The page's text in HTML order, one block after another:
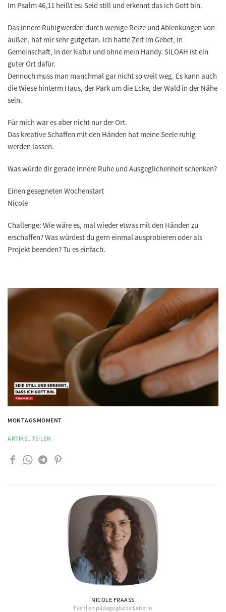
Im Psalm 46,11 heißt es: Seid still und erkennt das ich Gott bin.
Das innere Ruhigwerden durch wenige Reize und Ablenkungen von
außen, hat mir sehr gutgetan. Ich hatte Zeit im Gebet, in
Gemeinschaft, in der Natur und ohne mein Handy. SILOAH ist ein
guter Ort dafür.
Dennoch muss man manchmal gar nicht so weit weg. Es kann auch
die Wiese hinterm Haus, der Park um die Ecke, der Wald in der Nähe
sein.
Für mich war es aber nicht nur der Ort.
Das kreative Schaffen mit den Händen hat meine Seele ruhig
werden lassen.
Was würde dir gerade innere Ruhe und Ausgeglichenheit schenken?
Einen gesegneten Wochenstart
Nicole
Challenge: Wie wäre es, mal wieder etwas mit den Händen zu
erschaffen? Was würdest du gern einmal ausprobieren oder als
Projekt beenden? Tu es einfach.
MONTAGSMOMENT
ARTIKEL TEILEN
NICOLE FRAASS
Fachlich pädagogische Leiterin